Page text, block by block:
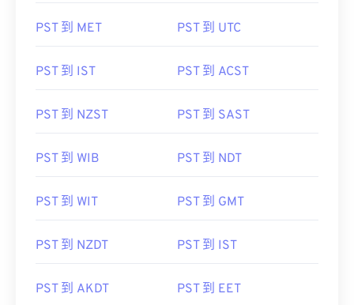
PST 到 MET PST 到 UTC
PST 到 IST PST 到 ACST
PST 到 NZST PST 到 SAST
PST 到 WIB PST 到 NDT
PST 到 WIT PST 到 GMT
PST 到 NZDT PST 到 IST
PST 到 AKDT PST 到 EET